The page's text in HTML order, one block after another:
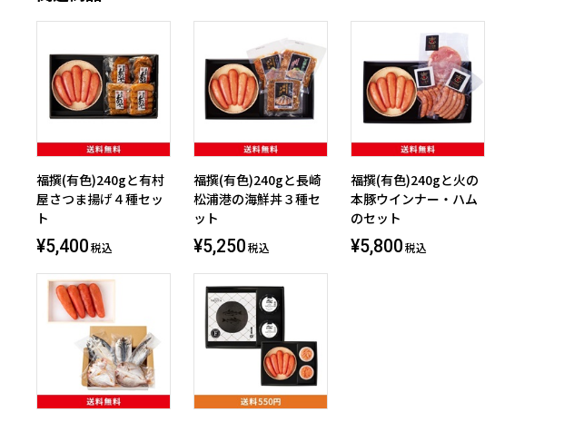
福撰(有色)240gと有村
屋さつま揚げ４種セッ
ト
¥5,400 税込
福撰(有色)240gと長崎
松浦港の海鮮丼３種セ
ット
¥5,250 税込
福撰(有色)240gと火の
本豚ウインナー・ハム
のセット
¥5,800 税込